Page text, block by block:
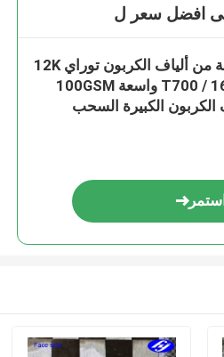
افضل سعر ل
خفيفة من ألياف الكربون توراي 12K
T700 / 16MM واسعة 100GSM
الكربون الكبيرة السحب
استمر